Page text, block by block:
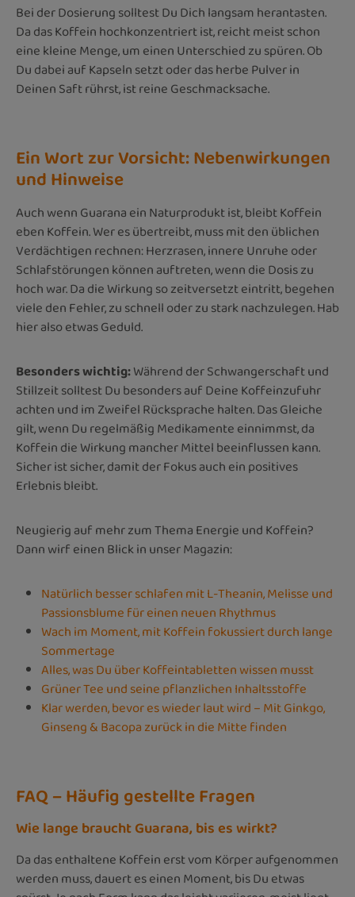
Bei der Dosierung solltest Du Dich langsam herantasten.
Da das Koffein hochkonzentriert ist, reicht meist schon
eine kleine Menge, um einen Unterschied zu spüren. Ob
Du dabei auf Kapseln setzt oder das herbe Pulver in
Deinen Saft rührst, ist reine Geschmacksache.
Ein Wort zur Vorsicht: Nebenwirkungen
und Hinweise
Auch wenn Guarana ein Naturprodukt ist, bleibt Koffein
eben Koffein. Wer es übertreibt, muss mit den üblichen
Verdächtigen rechnen: Herzrasen, innere Unruhe oder
Schlafstörungen können auftreten, wenn die Dosis zu
hoch war. Da die Wirkung so zeitversetzt eintritt, begehen
viele den Fehler, zu schnell oder zu stark nachzulegen. Hab
hier also etwas Geduld.
Besonders wichtig:Während der Schwangerschaft und
Stillzeit solltest Du besonders auf Deine Koffeinzufuhr
achten und im Zweifel Rücksprache halten. Das Gleiche
gilt, wenn Du regelmäßig Medikamente einnimmst, da
Koffein die Wirkung mancher Mittel beeinflussen kann.
Sicher ist sicher, damit der Fokus auch ein positives
Erlebnis bleibt.
Neugierig auf mehr zum Thema Energie und Koffein?
Dann wirf einen Blick in unser Magazin:
Natürlich besser schlafen mit L-Theanin, Melisse und
Passionsblume für einen neuen Rhythmus
Wach im Moment, mit Koffein fokussiert durch lange
Sommertage
Alles, was Du über Koffeintabletten wissen musst
Grüner Tee und seine pflanzlichen Inhaltsstoffe
Klar werden, bevor es wieder laut wird – Mit Ginkgo,
Ginseng & Bacopa zurück in die Mitte finden
FAQ – Häufig gestellte Fragen
Wie lange braucht Guarana, bis es wirkt?
Da das enthaltene Koffein erst vom Körper aufgenommen
werden muss, dauert es einen Moment, bis Du etwas